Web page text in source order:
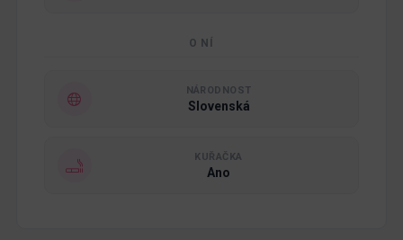
O NÍ
NÁRODNOST
Slovenská
KUŘAČKA
Ano